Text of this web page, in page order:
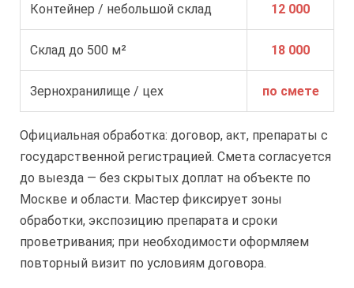
Контейнер / небольшой склад 12 000
Склад до 500 м² 18 000
Зернохранилище / цех по смете
Официальная обработка: договор, акт, препараты с
государственной регистрацией. Смета согласуется
до выезда — без скрытых доплат на объекте по
Москве и области. Мастер фиксирует зоны
обработки, экспозицию препарата и сроки
проветривания; при необходимости оформляем
повторный визит по условиям договора.